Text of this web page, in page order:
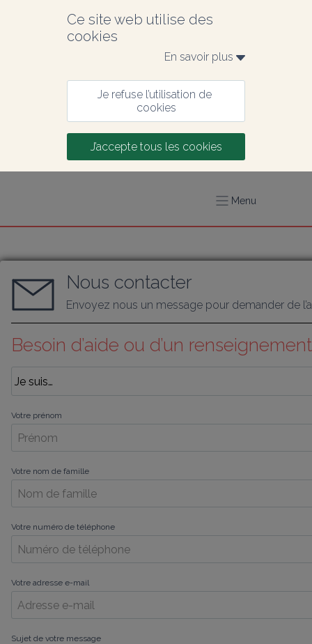
Ce site web utilise des
cookies
En savoir plus
Je refuse l’utilisation de
cookies
J’accepte tous les cookies
Menu
Nous contacter
Envoyez nous un message pour demander de
Besoin d’aide ou d’un
Votre prénom
Votre nom de famille
Votre numéro de téléphone
Votre adresse e-mail
Sujet de votre message